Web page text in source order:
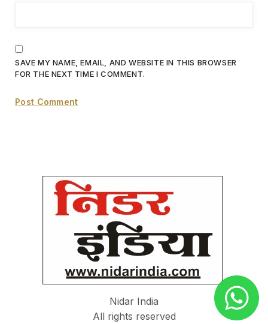
SAVE MY NAME, EMAIL, AND WEBSITE IN THIS BROWSER
FOR THE NEXT TIME I COMMENT.
Nidar India
All rights reserved